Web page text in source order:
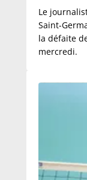
Le
Saint-
la défaite
mercredi.